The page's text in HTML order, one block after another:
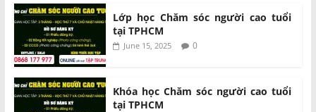
Lớp học Chăm sóc người cao tuổi
tại TPHCM
June 15, 2025 0
Khóa học Chăm sóc người cao tuổi
tại TPHCM